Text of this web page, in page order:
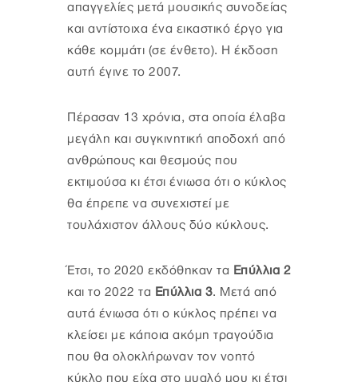
απαγγελίες μετά μουσικής συνοδείας
και αντίστοιχα ένα εικαστικό έργο για
κάθε κομμάτι (σε ένθετο). Η έκδοση
αυτή έγινε το 2007.
Πέρασαν 13 χρόνια, στα οποία έλαβα
μεγάλη και συγκινητική αποδοχή από
ανθρώπους και θεσμούς που
εκτιμούσα κι έτσι ένιωσα ότι ο κύκλος
θα έπρεπε να συνεχιστεί με
τουλάχιστον άλλους δύο κύκλους.
Έτσι, το 2020 εκδόθηκαν τα Επύλλια 2
και το 2022 τα Επύλλια 3. Μετά από
αυτά ένιωσα ότι ο κύκλος πρέπει να
κλείσει με κάποια ακόμη τραγούδια
που θα ολοκλήρωναν τον νοητό
κύκλο που είχα στο μυαλό μου κι έτσι